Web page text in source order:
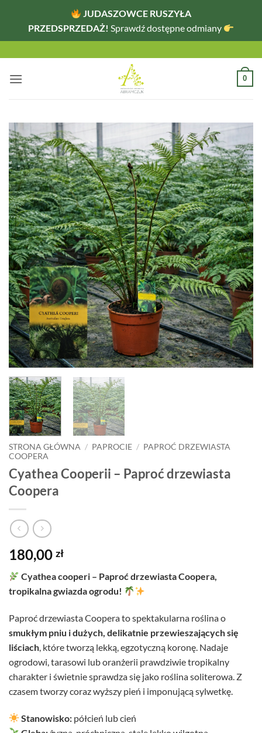
JUDASZOWCE RUSZYŁA
PRZEDSPRZEDAŻ! Sprawdź dostępne odmiany
zawartości
0
STRONA GŁÓWNA / PAPROCIE / PAPROĆ DRZEWIASTA
COOPERA
Cyathea Cooperii – Paproć drzewiasta
Coopera
180,00 zł
Cyathea cooperi – Paproć drzewiasta Coopera,
tropikalna gwiazda ogrodu!
Paproć drzewiasta Coopera to spektakularna roślina o
smukłym pniu i dużych, delikatnie przewieszających się
liściach , które tworzą lekką, egzotyczną koronę. Nadaje
ogrodowi, tarasowi lub oranżerii prawdziwie tropikalny
charakter i świetnie sprawdza się jako roślina soliterowa. Z
czasem tworzy coraz wyższy pień i imponującą sylwetkę.
Stanowisko: półcień lub cień